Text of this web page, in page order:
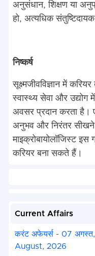
अनुसंधान, शिक्षण या
हो, अत्यधिक
निष्कर्ष
सूक्ष्मजीवविज्ञान में
स्वास्थ्य सेवा और उद्योग
अवसर प्रदान करता है।
अनुभव और निरंतर सीखने
माइक्रोबायोलॉजिस्ट
करियर बना सकते हैं।
Current Affairs
करंट अफेयर्स - 07
August, 2026